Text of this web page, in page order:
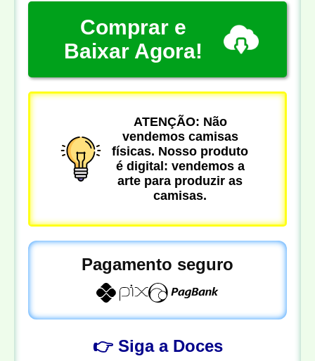
Comprar e
Baixar Agora!
ATENÇÃO: Não
vendemos camisas
físicas. Nosso produto
é digital: vendemos a
arte para produzir as
camisas.
Pagamento seguro
👉 Siga a Doces